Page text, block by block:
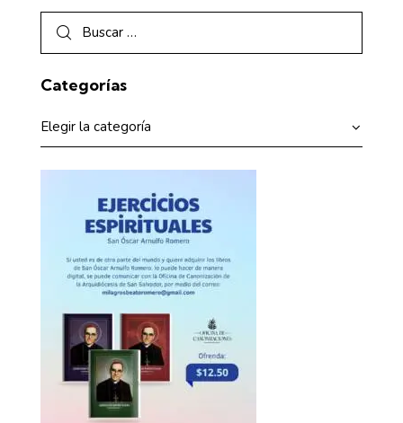
Categorías